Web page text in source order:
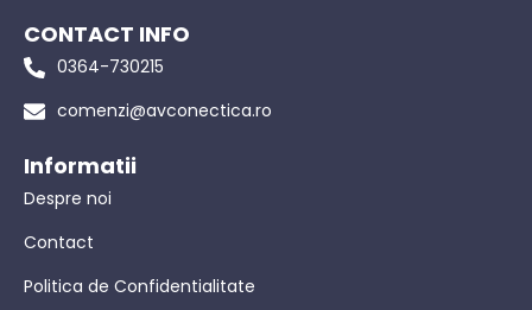
CONTACT INFO
0364-730215
comenzi@avconectica.ro
Informatii
Despre noi
Contact
Politica de Confidentialitate